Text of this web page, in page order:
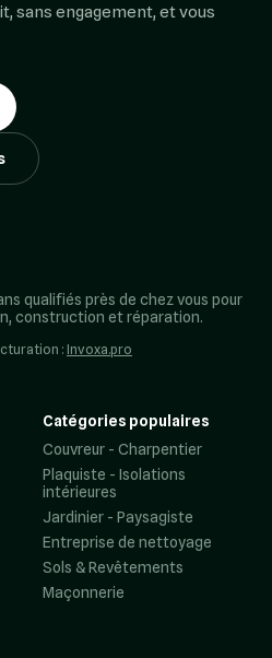
sans engagement, et vous
qualifiés près de chez vous pour
construction et réparation.
: Invoxa.pro
Catégories populaires
Couvreur - Charpentier
Plaquiste - Isolations
intérieures
Jardinier - Paysagiste
Entreprise de nettoyage
Sols & Revêtements
Maçonnerie